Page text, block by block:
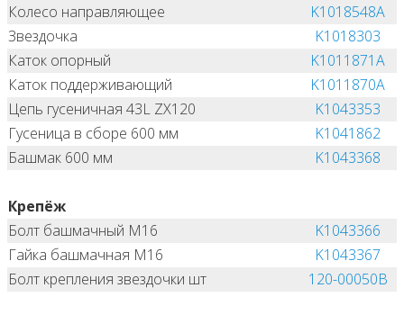
Колесо направляющее
K1018548A
Звездочка
K1018303
Каток опорный
K1011871A
Каток поддерживающий
K1011870A
Цепь гусеничная 43L ZX120
K1043353
Гусеница в сборе 600 мм
K1041862
Башмак 600 мм
K1043368
Крепёж
Болт башмачный M16
K1043366
Гайка башмачная M16
K1043367
Болт крепления звездочки шт
120-00050B